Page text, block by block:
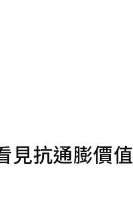
見抗通膨價值